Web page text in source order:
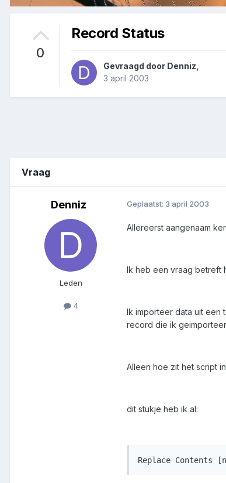
0
Record Status
Gevraagd door Denniz
3 april 2003
Vraag
Denniz
Leden
4
Geplaatst: 3 april 2003
Allereerst aangenaam
Ik heb een vraag betreft
Ik importeer data uit een
record die ik
Alleen hoe zit het script
dit stukje heb ik al: